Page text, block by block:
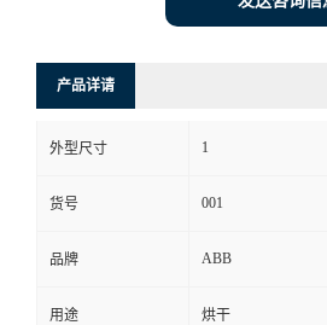
产品详请
外型尺寸 1
货号 001
品牌 ABB
用途 烘干